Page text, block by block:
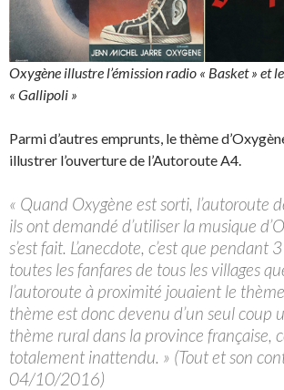
Oxygène illustre l’émission radio « Basket » et
« Gallipoli »
Parmi d’autres emprunts, le thème
illustrer l’ouverture de l’Autoroute A4.
« Quand Oxygène est sorti, l’autoroute
ils ont demandé d’utiliser la musique
s’est fait. L’anecdote, c’est que pendant
toutes les fanfares de tous les villages
l’autoroute à proximité jouaient le
thème est donc devenu d’un seul coup
thème rural dans la province française,
totalement inattendu. » (Tout et son
04/10/2016)